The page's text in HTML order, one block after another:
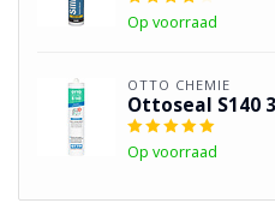
Op voorraad
OTTO CHEMIE
Ottoseal S140
Op voorraad